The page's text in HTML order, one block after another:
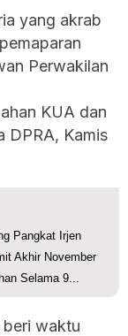
yang akrab
Perwakilan
KUA dan
DPRA, Kamis
Pangkat Irjen
Akhir November
Selama 9...
beri waktu